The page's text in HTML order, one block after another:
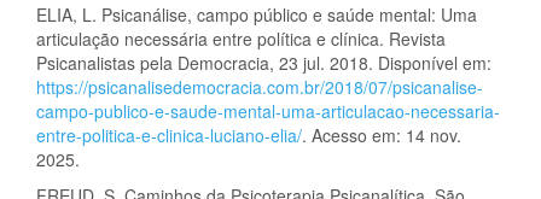
ELIA, L. Psicanálise, campo público e saúde mental: Uma
articulação necessária entre política e clínica. Revista
Psicanalistas pela Democracia, 23 jul. 2018. Disponível em:
https://psicanalisedemocracia.com.br/2018/07/psicanalise-
campo-publico-e-saude-mental-uma-articulacao-necessaria-
entre-politica-e-clinica-luciano-elia/. Acesso em: 14 nov.
2025.